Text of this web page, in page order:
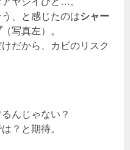
、と感じたのはシャー
（写真左）。
だから、カビのリスク
んじゃない？
？と期待。